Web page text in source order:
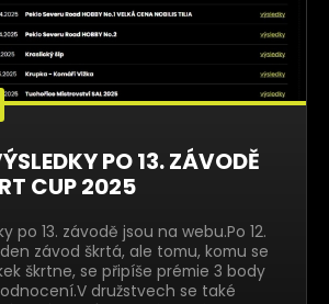
PO 13. ZÁVODĚ
CUP 2025
po 13. závodě jsou na webu.Po 12.
závod škrtá, ale tomu, komu se
škrtne, se připíše prémie 3 body
družstvech se také